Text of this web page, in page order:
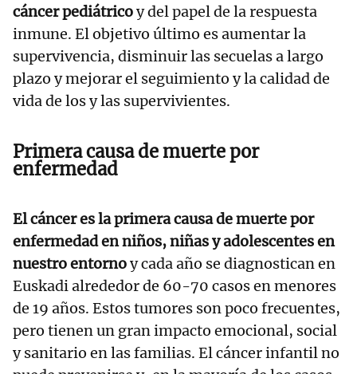
cáncer pediátricoy del papel de la respuesta
inmune. El objetivo último es aumentar la
supervivencia, disminuir las secuelas a largo
plazo y mejorar el seguimiento y la calidad de
vida de los y las supervivientes.
Primera causa de muerte por
enfermedad
El cáncer es la primera causa de muerte por
enfermedad en niños, niñas y adolescentes en
nuestro entornoy cada año se diagnostican en
Euskadi alrededor de 60-70 casos en menores
de 19 años. Estos tumores son poco frecuentes,
pero tienen un gran impacto emocional, social
y sanitario en las familias. El cáncer infantil no